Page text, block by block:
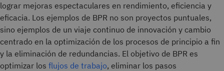
lograr mejoras espectaculares en rendimiento, eficiencia y
eficacia. Los ejemplos de BPR no son proyectos puntuales,
sino ejemplos de un viaje continuo de innovación y cambio
centrado en la optimización de los procesos de principio a fin
y la eliminación de redundancias. El objetivo de BPR es
optimizar los flujos de trabajo, eliminar los pasos